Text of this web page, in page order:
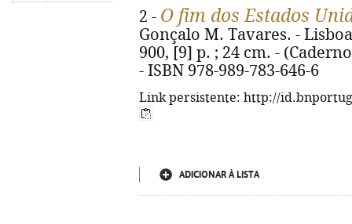
2 - O fim dos Estados
Gonçalo M. Tavares. -
900, [9] p. ; 24 cm. -
- ISBN 978-989-783-646-6
Link persistente: http://
ADICIONAR À LISTA